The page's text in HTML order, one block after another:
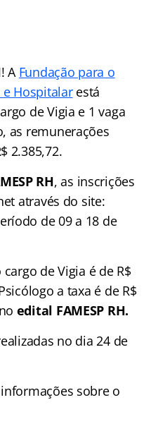
! A Fundação para o
Hospitalarestá
de Vigia e 1 vaga
as remunerações
2.385,72.
RH, as inscrições
através do site:
de 09 a 18 de
de Vigia é de R$
a taxa é de R$
edital FAMESP RH.
no dia 24 de
sobre o